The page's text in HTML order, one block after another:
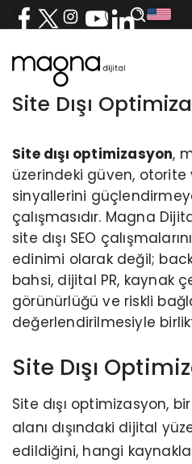
Site Dışı
Site dışı optimizasyon,
üzerindeki güven, otorite
sinyallerini
çalışmasıdır. Magna
site dışı SEO
edinimi olarak değil;
bahsi, dijital PR, kaynak
görünürlüğü ve riskli
değerlendirilmesiyle
Site Dışı
Site dışı optimizasyon,
alanı dışındaki dijital
edildiğini, hangi